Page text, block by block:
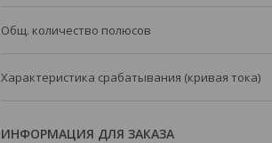
Общ. количество полюсов
Характеристика срабатывания (кривая тока)
ИНФОРМАЦИЯ ДЛЯ ЗАКАЗА